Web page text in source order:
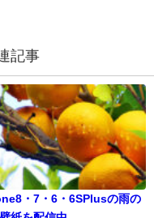
記事
・7・6・6SPlusの雨の